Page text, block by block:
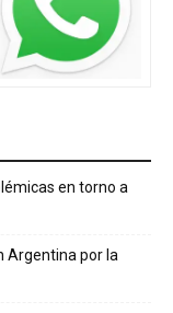
en torno a
Argentina por la